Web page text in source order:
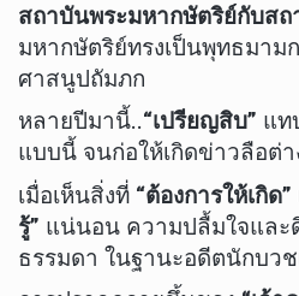
สถาบันพระมหากษัตริย์กับสถ
มหากษัตริย์ทรงเป็นพุทธมาม
ศาสนูปถัมภก
หลายปีมานี้..“เปรียญสิบ” แท
แบบนี้ จนก่อให้เกิดข่าวลือต่า
เมื่อเห็นสิ่งที่ “ต้องการให้เกิด”
รู้” แน่นอน ความปลื้มใจและ
ธรรมดา ในฐานะอดีตนักบวช